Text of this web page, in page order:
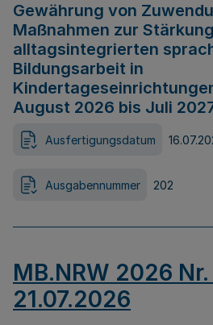
Gewährung von
Maßnahmen zur
alltagsintegrierten
Bildungsarbeit in
August 2026 bis Juli
Ausfertigungsdatum
Ausgabennummer 202
MB.NRW 2026
21.07.2026